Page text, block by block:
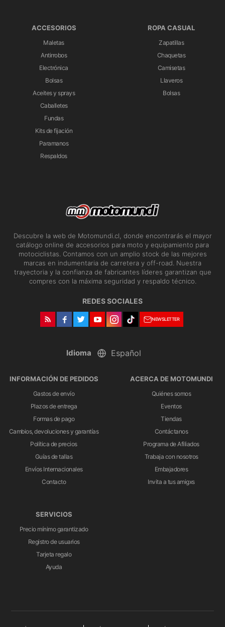
ACCESORIOS
Maletas
Antirrobos
Electrónica
Bolsas
Aceites y sprays
Caballetes
Fundas
Kits de fijación
Paramanos
Respaldos
ROPA CASUAL
Zapatillas
Chaquetas
Camisetas
Llaveros
Bolsas
Descubre la web de Motomundi.cl, donde encontrarás el mayor
catálogo online de accesorios para moto y equipamiento para
motociclistas. Contamos con un amplio stock de las mejores
marcas en indumentaria de carretera y off-road. Nuestra
trayectoria y la confianza de fabricantes líderes garantizan que
compres con la máxima seguridad y respaldo técnico.
REDES SOCIALES
NEWSLETTER
Idioma
INFORMACIÓN DE PEDIDOS
Gastos de envío
Plazos de entrega
Formas de pago
Cambios, devoluciones y garantías
Política de precios
Guías de tallas
Envíos Internacionales
Contacto
ACERCA DE MOTOMUNDI
Quiénes somos
Eventos
Tiendas
Contáctanos
Programa de Afiliados
Trabaja con nosotros
Embajadores
Invita a tus amigxs
SERVICIOS
Precio mínimo garantizado
Registro de usuarios
Tarjeta regalo
Ayuda